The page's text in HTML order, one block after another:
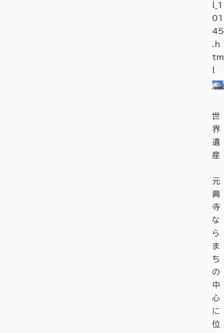
l_1
01
45
.h
tm
世
界
遺
産
元
興
寺
な
ら
ま
ち
の
中
心
に
位